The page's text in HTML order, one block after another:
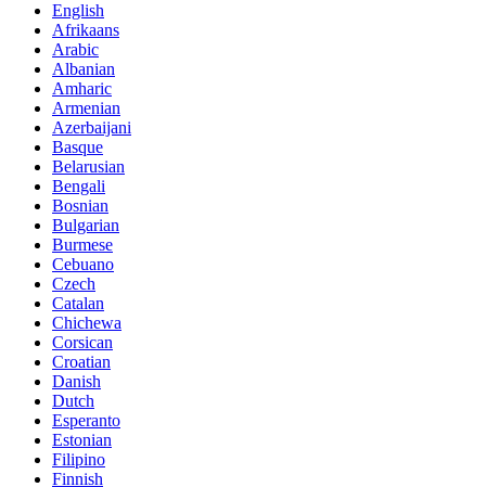
English
Afrikaans
Arabic
Albanian
Amharic
Armenian
Azerbaijani
Basque
Belarusian
Bengali
Bosnian
Bulgarian
Burmese
Cebuano
Czech
Catalan
Chichewa
Corsican
Croatian
Danish
Dutch
Esperanto
Estonian
Filipino
Finnish